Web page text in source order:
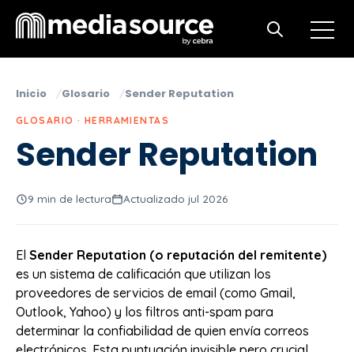
Open
Open search
Inicio Glosario Sender Reputation
GLOSARIO · HERRAMIENTAS
Sender Reputation
9 min de lectura Actualizado jul 2026
El Sender Reputation (o reputación del remitente)
es un sistema de calificación que utilizan los
proveedores de servicios de email (como Gmail,
Outlook, Yahoo) y los filtros anti-spam para
determinar la confiabilidad de quien envía correos